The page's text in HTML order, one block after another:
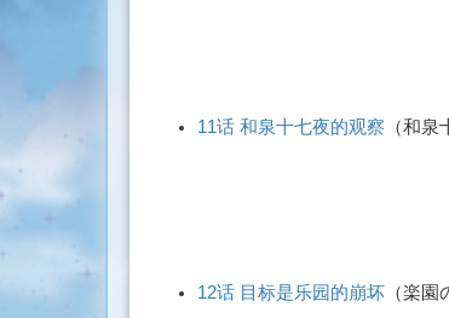
11话 和泉十七夜的观察 （和泉
12话 目标是乐园的崩坏（楽園